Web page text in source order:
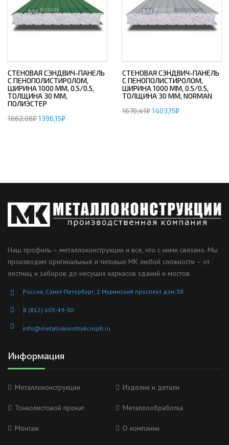
СТЕНОВАЯ СЭНДВИЧ-ПАНЕЛЬ
С ПЕНОПОЛИСТИРОЛОМ,
ШИРИНА 1000 ММ, 0.5/0.5,
ТОЛЩИНА 30 ММ,
ПОЛИЭСТЕР
1662,08₽1396,15₽
СТЕНОВАЯ СЭНДВИЧ-ПАНЕЛЬ
С ПЕНОПОЛИСТИРОЛОМ,
ШИРИНА 1000 ММ, 0.5/0.5,
ТОЛЩИНА 30 ММ, NORMAN
1670,41₽1403,15₽
Наш профиль – металлоконструкции и все, что с ними связано. Мы
производим оригинальные и типовые МК любой сложности – от
лестниц и заборов до несущих каркасов зданий и мостов.
Россия, Санкт-Петербург, 2 Муринский проспект дом 38
8 (812) 603-49-30
info@metallokonstrukciispb.ru
Информация
Металлоконструкции Изделия и детали
Тонколистовой прокат Металлообработка
Монтаж О компании